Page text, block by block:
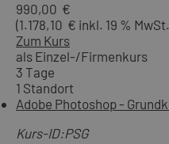
990,00 €
(1.178,10 € inkl. 19 %
Zum Kurs
als Einzel-/Firmenkurs
3 Tage
1 Standort
Adobe Photoshop -
Kurs-ID:PSG